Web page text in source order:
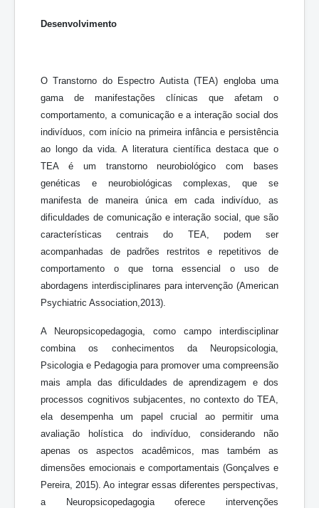
Desenvolvimento
O Transtorno do Espectro Autista (TEA) engloba uma
gama de manifestações clínicas que afetam o
comportamento, a comunicação e a interação social dos
indivíduos, com início na primeira infância e persistência
ao longo da vida. A literatura científica destaca que o
TEA é um transtorno neurobiológico com bases
genéticas e neurobiológicas complexas, que se
manifesta de maneira única em cada indivíduo, as
dificuldades de comunicação e interação social, que são
características centrais do TEA, podem ser
acompanhadas de padrões restritos e repetitivos de
comportamento o que torna essencial o uso de
abordagens interdisciplinares para intervenção (American
Psychiatric Association,2013).
A Neuropsicopedagogia, como campo interdisciplinar
combina os conhecimentos da Neuropsicologia,
Psicologia e Pedagogia para promover uma compreensão
mais ampla das dificuldades de aprendizagem e dos
processos cognitivos subjacentes, no contexto do TEA,
ela desempenha um papel crucial ao permitir uma
avaliação holística do indivíduo, considerando não
apenas os aspectos acadêmicos, mas também as
dimensões emocionais e comportamentais (Gonçalves e
Pereira, 2015). Ao integrar essas diferentes perspectivas,
a Neuropsicopedagogia oferece intervenções